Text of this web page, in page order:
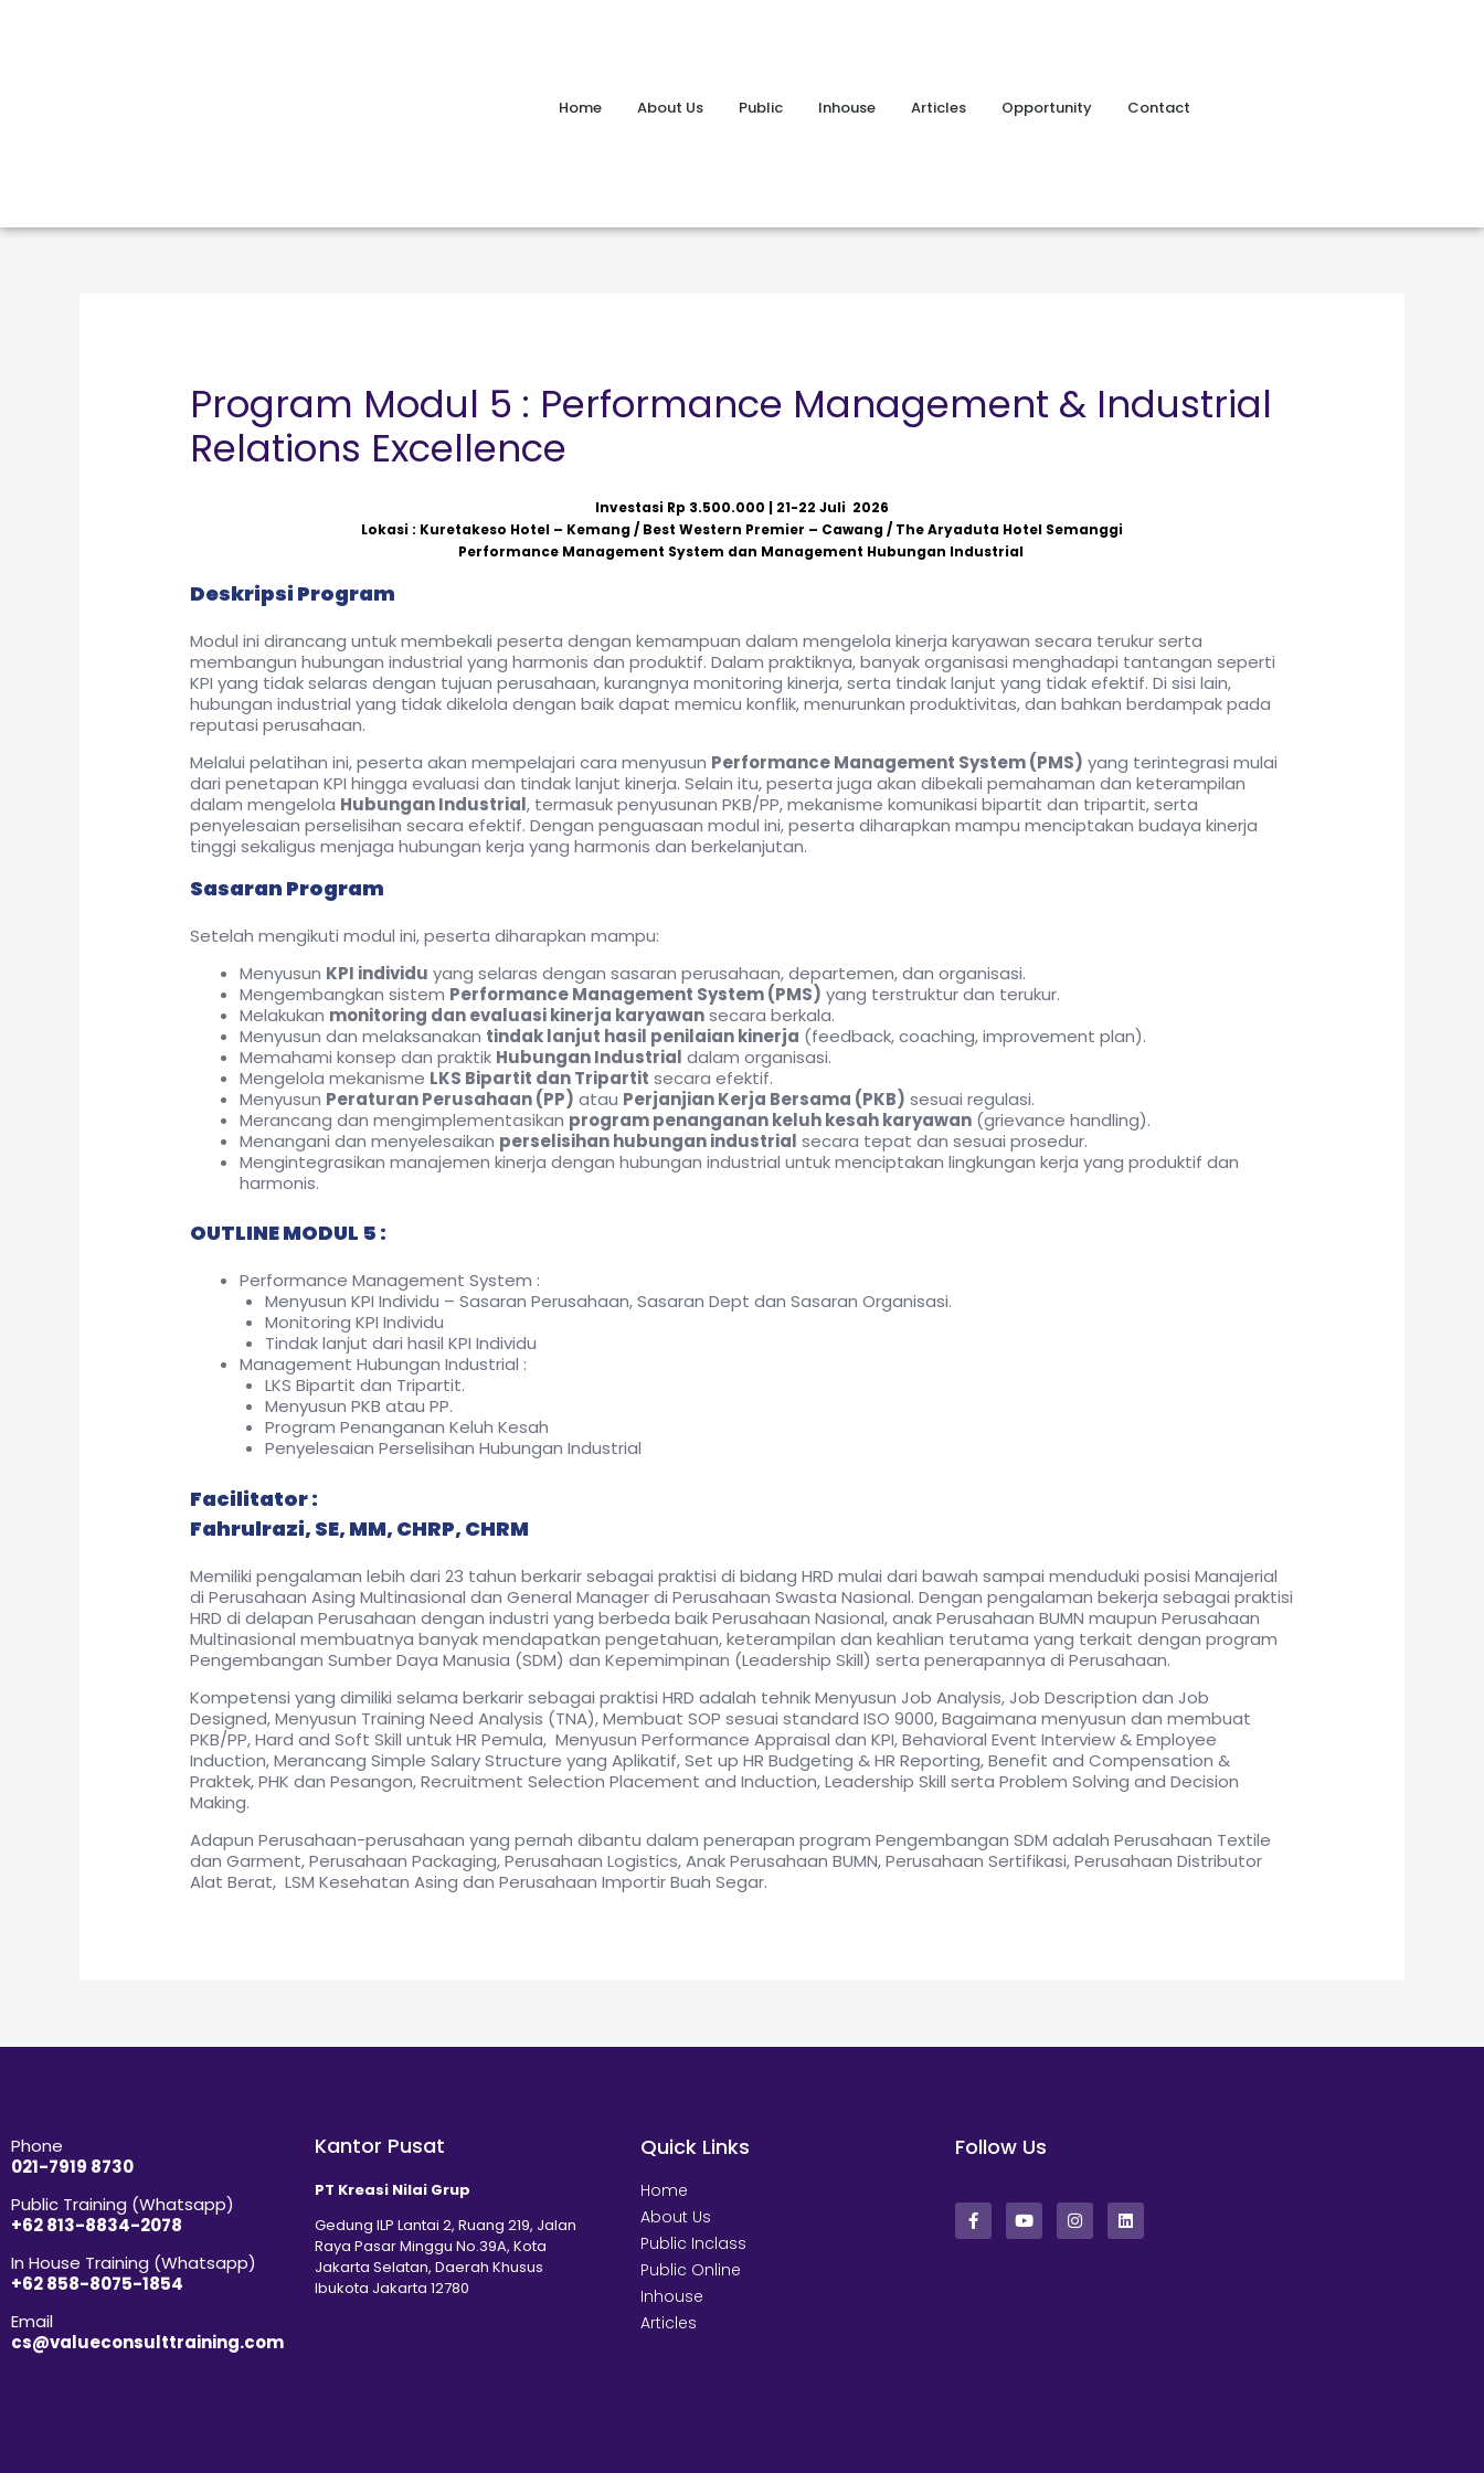
Home About Us Public Inhouse Articles Opportunity Contact
Program Modul 5 : Performance Management & Industrial
Relations Excellence
Investasi Rp 3.500.000 | 21-22 Juli 2026
Lokasi : Kuretakeso Hotel – Kemang / Best Western Premier – Cawang / The Aryaduta Hotel Semanggi
Performance Management System dan Management Hubungan Industrial
Deskripsi Program
Modul ini dirancang untuk membekali peserta dengan kemampuan dalam mengelola kinerja karyawan secara terukur serta
membangun hubungan industrial yang harmonis dan produktif. Dalam praktiknya, banyak organisasi menghadapi tantangan seperti
KPI yang tidak selaras dengan tujuan perusahaan, kurangnya monitoring kinerja, serta tindak lanjut yang tidak efektif. Di sisi lain,
hubungan industrial yang tidak dikelola dengan baik dapat memicu konflik, menurunkan produktivitas, dan bahkan berdampak pada
reputasi perusahaan.
Melalui pelatihan ini, peserta akan mempelajari cara menyusun Performance Management System (PMS) yang terintegrasi mulai
dari penetapan KPI hingga evaluasi dan tindak lanjut kinerja. Selain itu, peserta juga akan dibekali pemahaman dan keterampilan
dalam mengelola Hubungan Industrial, termasuk penyusunan PKB/PP, mekanisme komunikasi bipartit dan tripartit, serta
penyelesaian perselisihan secara efektif. Dengan penguasaan modul ini, peserta diharapkan mampu menciptakan budaya kinerja
tinggi sekaligus menjaga hubungan kerja yang harmonis dan berkelanjutan.
Sasaran Program
Setelah mengikuti modul ini, peserta diharapkan mampu:
Menyusun KPI individu yang selaras dengan sasaran perusahaan, departemen, dan organisasi.
Mengembangkan sistem Performance Management System (PMS) yang terstruktur dan terukur.
Melakukan monitoring dan evaluasi kinerja karyawansecara berkala.
Menyusun dan melaksanakan tindak lanjut hasil penilaian kinerja (feedback, coaching, improvement plan).
Memahami konsep dan praktik Hubungan Industrial dalam organisasi.
Mengelola mekanisme LKS Bipartit dan Tripartit secara efektif.
Menyusun Peraturan Perusahaan (PP) atau Perjanjian Kerja Bersama (PKB) sesuai regulasi.
Merancang dan mengimplementasikan program penanganan keluh kesah karyawan (grievance handling).
Menangani dan menyelesaikan perselisihan hubungan industrial secara tepat dan sesuai prosedur.
Mengintegrasikan manajemen kinerja dengan hubungan industrial untuk menciptakan lingkungan kerja yang produktif dan
harmonis.
OUTLINE MODUL 5 :
Performance Management System :
Menyusun KPI Individu – Sasaran Perusahaan, Sasaran Dept dan Sasaran Organisasi.
Monitoring KPI Individu
Tindak lanjut dari hasil KPI Individu
Management Hubungan Industrial :
LKS Bipartit dan Tripartit.
Menyusun PKB atau PP.
Program Penanganan Keluh Kesah
Penyelesaian Perselisihan Hubungan Industrial
Facilitator :
Fahrulrazi, SE, MM, CHRP, CHRM
Memiliki pengalaman lebih dari 23 tahun berkarir sebagai praktisi di bidang HRD mulai dari bawah sampai menduduki posisi Manajerial
di Perusahaan Asing Multinasional dan General Manager di Perusahaan Swasta Nasional. Dengan pengalaman bekerja sebagai praktisi
HRD di delapan Perusahaan dengan industri yang berbeda baik Perusahaan Nasional, anak Perusahaan BUMN maupun Perusahaan
Multinasional membuatnya banyak mendapatkan pengetahuan, keterampilan dan keahlian terutama yang terkait dengan program
Pengembangan Sumber Daya Manusia (SDM) dan Kepemimpinan (Leadership Skill) serta penerapannya di Perusahaan.
Kompetensi yang dimiliki selama berkarir sebagai praktisi HRD adalah tehnik Menyusun Job Analysis, Job Description dan Job
Designed, Menyusun Training Need Analysis (TNA), Membuat SOP sesuai standard ISO 9000, Bagaimana menyusun dan membuat
PKB/PP, Hard and Soft Skill untuk HR Pemula, Menyusun Performance Appraisal dan KPI, Behavioral Event Interview & Employee
Induction, Merancang Simple Salary Structure yang Aplikatif, Set up HR Budgeting & HR Reporting, Benefit and Compensation &
Praktek, PHK dan Pesangon, Recruitment Selection Placement and Induction, Leadership Skill serta Problem Solving and Decision
Making.
Adapun Perusahaan-perusahaan yang pernah dibantu dalam penerapan program Pengembangan SDM adalah Perusahaan Textile
dan Garment, Perusahaan Packaging, Perusahaan Logistics, Anak Perusahaan BUMN, Perusahaan Sertifikasi, Perusahaan Distributor
Alat Berat, LSM Kesehatan Asing dan Perusahaan Importir Buah Segar.
Phone
021-7919 8730
Public Training (Whatsapp)
+62 813-8834-2078
In House Training (Whatsapp)
+62 858-8075-1854
Email
cs@valueconsulttraining.com
Kantor Pusat
PT Kreasi Nilai Grup
Gedung ILP Lantai 2, Ruang 219, Jalan
Raya Pasar Minggu No.39A, Kota
Jakarta Selatan, Daerah Khusus
Ibukota Jakarta 12780
Quick Links
Home
About Us
Public Inclass
Public Online
Inhouse
Articles
Follow Us